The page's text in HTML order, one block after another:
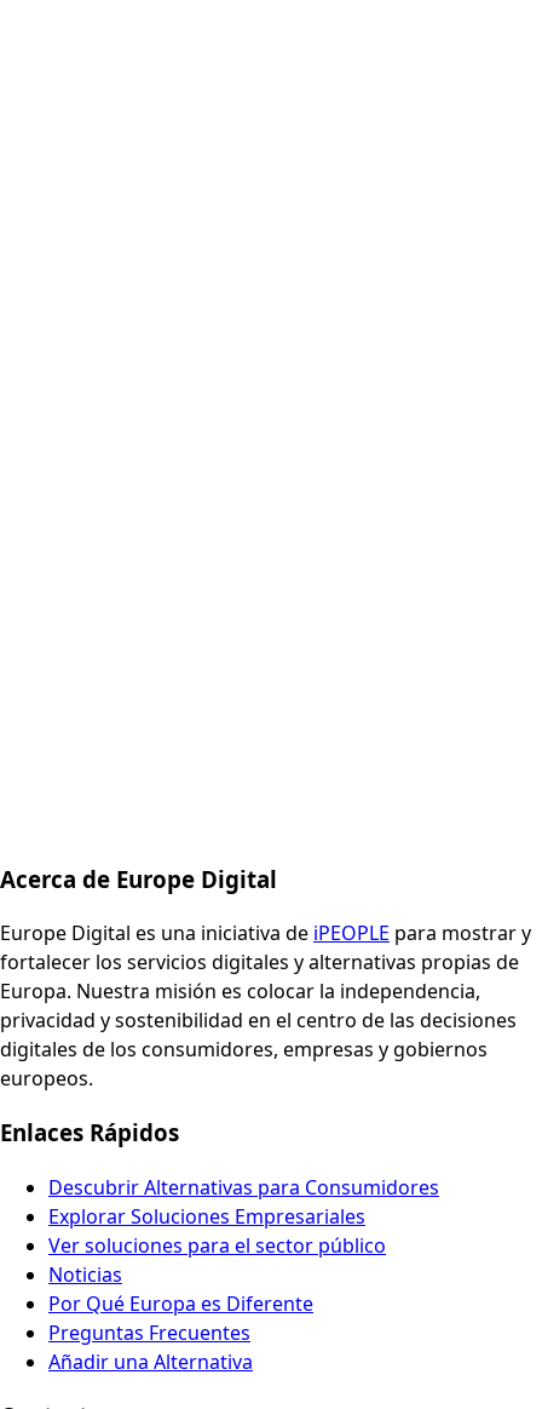
Acerca de Europe Digital
Europe Digital es una iniciativa de iPEOPLE para mostrar y
fortalecer los servicios digitales y alternativas propias de
Europa. Nuestra misión es colocar la independencia,
privacidad y sostenibilidad en el centro de las decisiones
digitales de los consumidores, empresas y gobiernos
europeos.
Enlaces Rápidos
Descubrir Alternativas para Consumidores
Explorar Soluciones Empresariales
Ver soluciones para el sector público
Noticias
Por Qué Europa es Diferente
Preguntas Frecuentes
Añadir una Alternativa